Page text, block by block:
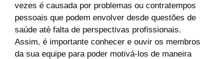
vezes é causada por problemas ou contratempos
pessoais que podem envolver desde questões de
saúde até falta de perspectivas profissionais.
Assim, é importante conhecer e ouvir os membros
da sua equipe para poder motivá-los de maneira